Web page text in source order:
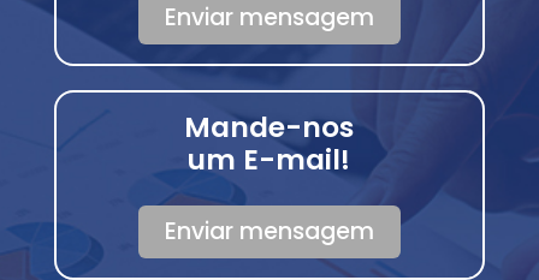
Enviar mensagem
Mande-nos
um E-mail!
Enviar mensagem